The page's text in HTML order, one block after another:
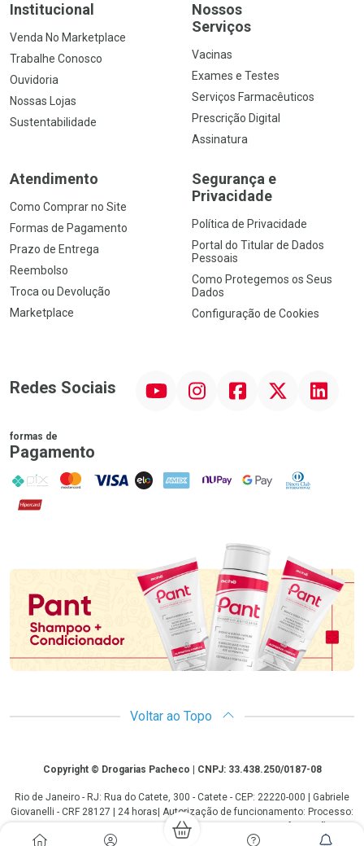
Institucional
Venda No Marketplace
Trabalhe Conosco
Ouvidoria
Nossas Lojas
Sustentabilidade
Nossos
Serviços
Vacinas
Exames e Testes
Serviços Farmacêuticos
Prescrição Digital
Assinatura
Atendimento
Como Comprar no Site
Formas de Pagamento
Prazo de Entrega
Reembolso
Troca ou Devolução
Marketplace
Segurança e
Privacidade
Política de Privacidade
Portal do Titular de Dados
Pessoais
Como Protegemos os Seus
Dados
Configuração de Cookies
Redes Sociais InstagramFacebookTwitter Linkedin
formas de
Pagamento
PIX MasterCard
VISA ELO AMEX NuPay Google PayDiners Club
Hipercard
Voltar ao Topo
CopyrightCopyright © Drogarias Pacheco | CNPJ: 33.438.250/0187-08
Rio de Janeiro - RJ: Rua do Catete, 300 - Catete - CEP: 22220-000 | Gabriele
Giovanelli - CRF 28127 | 24 horas| Autorização de funcionamento: Processo:
25351.493074/2012-10 Autorização/MS: 7.25279.0 | As informações
contidas neste site, como promoções e ofertas de remédios e